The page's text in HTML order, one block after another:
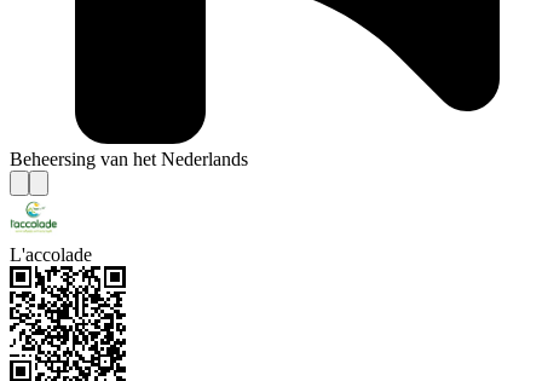
Beheersing van het Nederlands
L'accolade